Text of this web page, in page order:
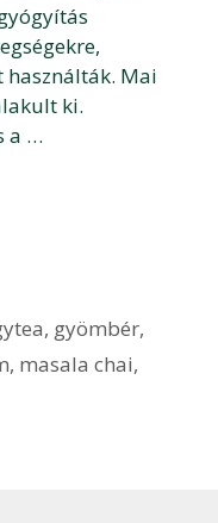
használták. Mai
ki.
a …
, gyömbér,
, masala chai,